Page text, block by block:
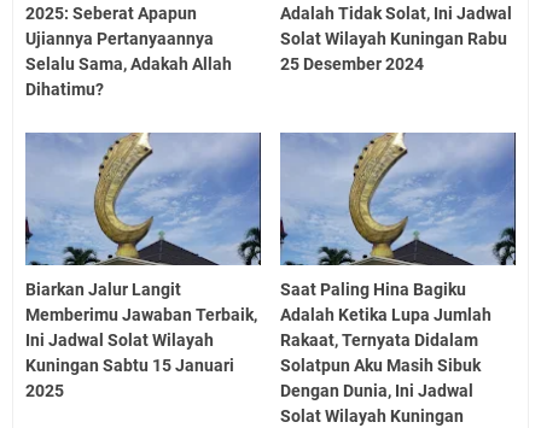
2025: Seberat Apapun
Ujiannya Pertanyaannya
Selalu Sama, Adakah Allah
Dihatimu?
Adalah Tidak Solat, Ini Jadwal
Solat Wilayah Kuningan Rabu
25 Desember 2024
Biarkan Jalur Langit
Memberimu Jawaban Terbaik,
Ini Jadwal Solat Wilayah
Kuningan Sabtu 15 Januari
2025
Saat Paling Hina Bagiku
Adalah Ketika Lupa Jumlah
Rakaat, Ternyata Didalam
Solatpun Aku Masih Sibuk
Dengan Dunia, Ini Jadwal
Solat Wilayah Kuningan